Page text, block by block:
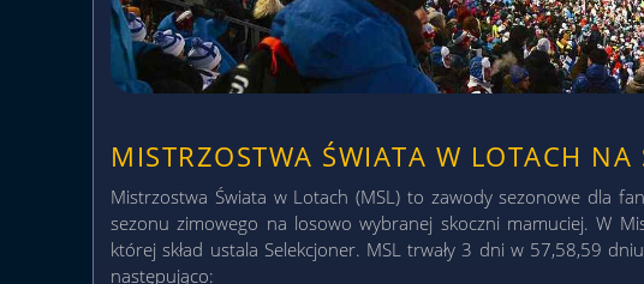
MISTRZOSTWA ŚWIATA W LOTACH
Mistrzostwa Świata w Lotach (MSL) to zawody sezonowe dla
sezonu zimowego na losowo wybranej skoczni mamuciej. W
której skład ustala Selekcjoner. MSL trwały 3 dni w 57,58,59
następująco: